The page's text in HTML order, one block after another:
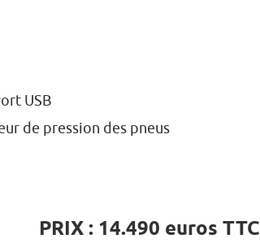
USB
de pression des pneus
PRIX : 14.490 euros TTC